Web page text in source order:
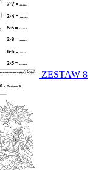
ZESTAW 8